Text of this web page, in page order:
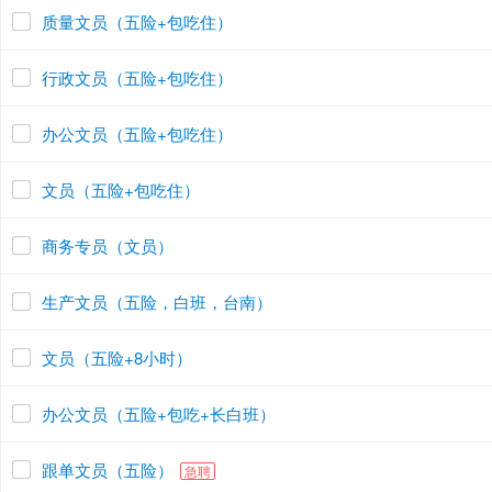
质量文员（五险+包吃住）
行政文员（五险+包吃住）
办公文员（五险+包吃住）
文员（五险+包吃住）
商务专员（文员）
生产文员（五险，白班，台南）
文员（五险+8小时）
办公文员（五险+包吃+长白班）
跟单文员（五险） 急聘